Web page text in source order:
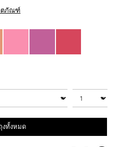
ตภัณฑ์
จำนวน
งทั้งหมด